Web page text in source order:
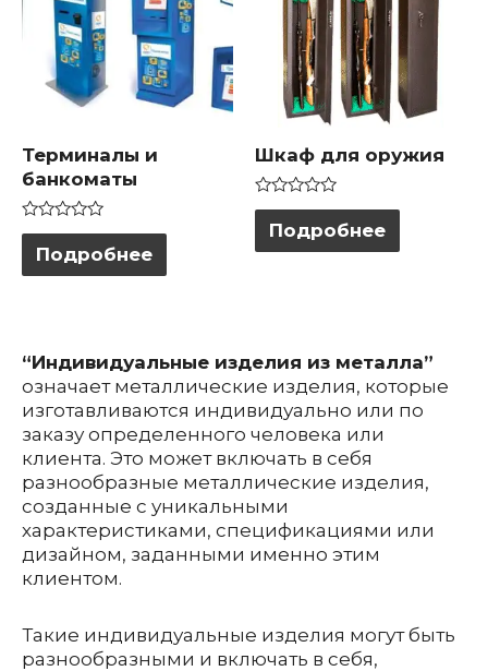
Терминалы и
банкоматы
Оценка
5
Подробнее
Шкаф для оружия
Оценка
5
Подробнее
“Индивидуальные изделия из металла”
означает металлические изделия, которые
изготавливаются индивидуально или по
заказу определенного человека или
клиента. Это может включать в себя
разнообразные металлические изделия,
созданные с уникальными
характеристиками, спецификациями или
дизайном, заданными именно этим
клиентом.
Такие индивидуальные изделия могут быть
разнообразными и включать в себя,